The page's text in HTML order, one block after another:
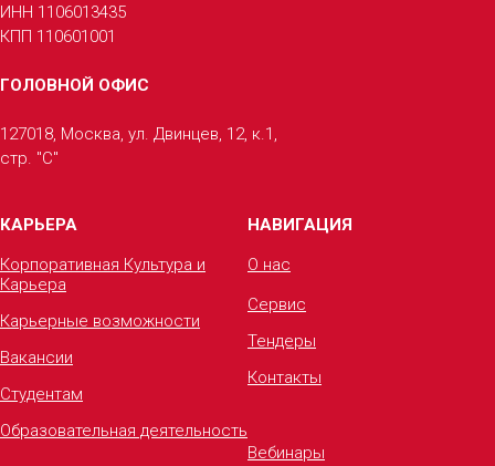
ИНН 1106013435
КПП 110601001
ГОЛОВНОЙ ОФИС
127018, Москва, ул. Двинцев, 12, к.1,
стр. "С"
КАРЬЕРА
Корпоративная Культура и
Карьера
Карьерные возможности
Вакансии
Студентам
Образовательная деятельность
НАВИГАЦИЯ
О нас
Сервис
Тендеры
Контакты
Вебинары